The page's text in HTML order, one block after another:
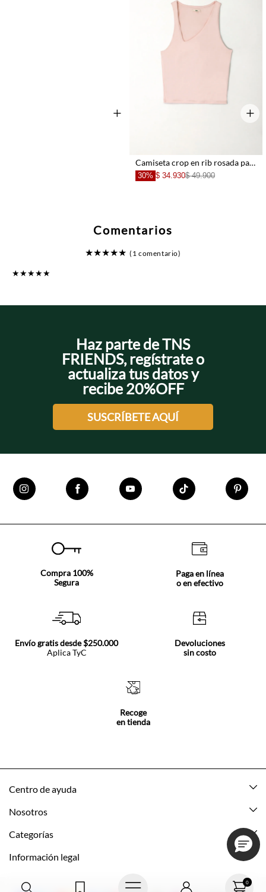
0
Camiseta crop en rib rosada para mujer
Comentarios
★★★★★ (1 comentario)
★★★★★
camiseta. Tal cual la foto. 100% recomendado
Haz parte de TNS
FRIENDS, regístrate o
actualiza tus datos y
recibe 20%OFF
SUSCRÍBETE AQUÍ
Compra 100%
Segura
Paga en línea
o en efectivo
Envío gratis desde $250.000
Aplica TyC
Devoluciones
sin costo
Recoge
en tienda
Centro de ayuda
Mis pedidos
Cómo comprar
Nosotros
Acerca de Tennis
Categorías
Nuevo
Información legal